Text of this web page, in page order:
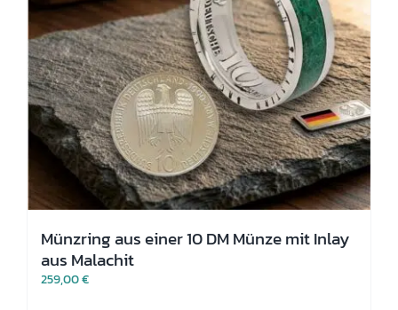
Münzring aus einer 10 DM Münze mit Inlay
aus Malachit
259,00€